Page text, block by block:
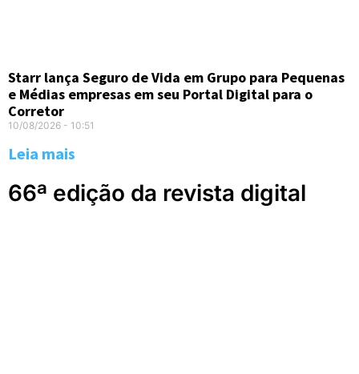
Starr lança Seguro de Vida em Grupo para Pequenas
e Médias empresas em seu Portal Digital para o
Corretor
10/08/2026 10:51
Leia mais
66ª edição da revista digital